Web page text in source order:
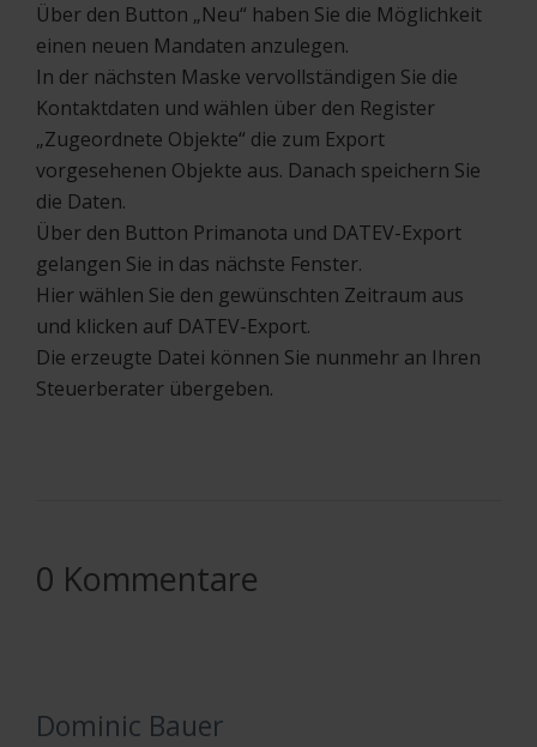
Über den Button „Neu“ haben Sie die Möglichkeit
einen neuen Mandaten anzulegen.
In der nächsten Maske vervollständigen Sie die
Kontaktdaten und wählen über den Register
„Zugeordnete Objekte“ die zum Export
vorgesehenen Objekte aus. Danach speichern Sie
die Daten.
Über den Button Primanota und DATEV-Export
gelangen Sie in das nächste Fenster.
Hier wählen Sie den gewünschten Zeitraum aus
und klicken auf DATEV-Export.
Die erzeugte Datei können Sie nunmehr an Ihren
Steuerberater übergeben.
0 Kommentare
Dominic Bauer